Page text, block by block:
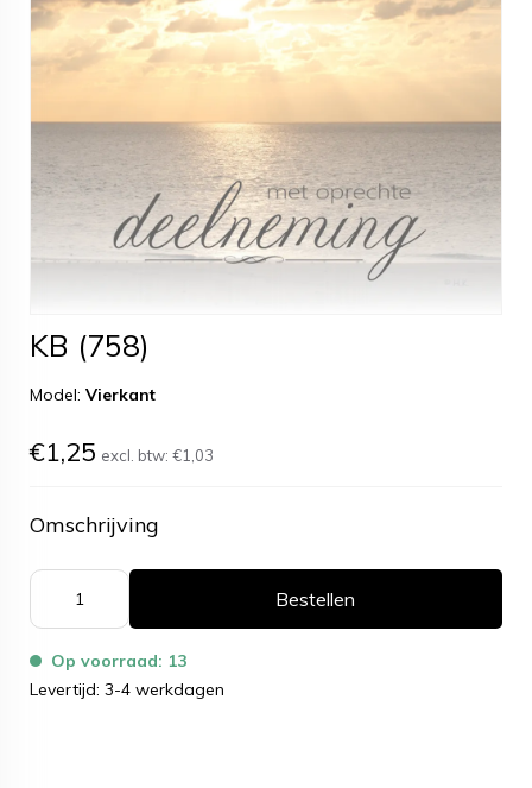
KB (758)
Model: Vierkant
€1,25 excl. btw: €1,03
Omschrijving
Bestellen
Op voorraad: 13
Levertijd: 3-4 werkdagen